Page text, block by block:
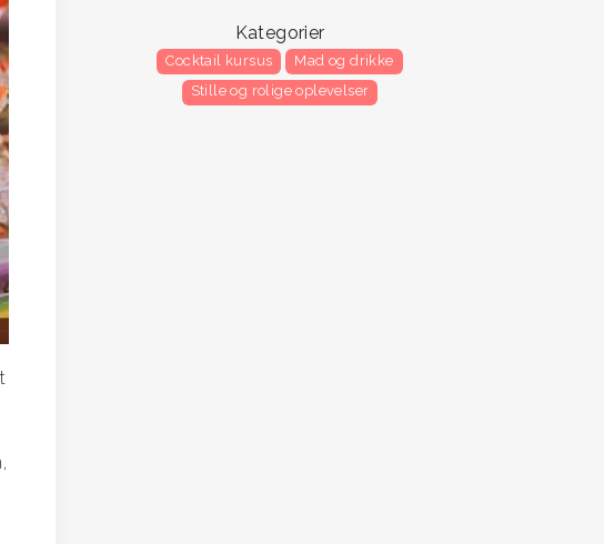
Kategorier
Cocktail kursus
Mad og drikke
Stille og rolige oplevelser